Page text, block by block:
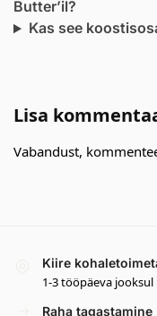
Butter’il?
Kas see
Lisa
Vabandust,
Kiire
1-3 tööpäeva jooksul
Raha tagastamine